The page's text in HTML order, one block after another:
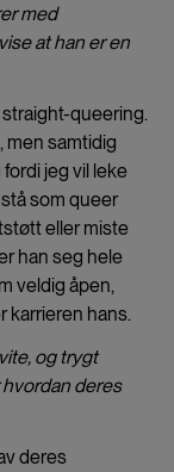
med
at han er en
queering.
men samtidig
jeg vil leke
som queer
eller miste
han seg hele
veldig åpen,
karrieren hans.
og trygt
deres
deres